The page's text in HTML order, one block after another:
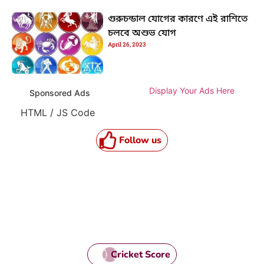
গুরুচন্ডাল যোগের কারণে এই রাশিতে
চলবে অশুভ যোগ
April 26, 2023
Sponsored Ads Display Your Ads Here
HTML / JS Code
Follow us
Cricket Score